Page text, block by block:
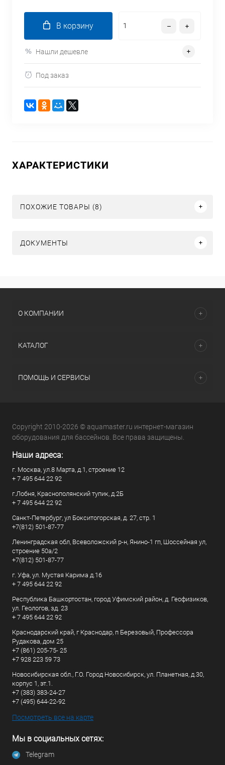
В корзину
Нашли дешевле
Под заказ
ХАРАКТЕРИСТИКИ
ПОХОЖИЕ ТОВАРЫ (8)
ДОКУМЕНТЫ
О КОМПАНИИ
КАТАЛОГ
ПОМОЩЬ И СЕРВИСЫ
Copyright 2010-2026 © aquamaster.ru интернет-магазин
оборудования для бассейнов. Все права защищены.
Наши адреса:
г. Москва, ул.8 Марта, д.1, строение 12
+ 7 495 644 22 92
г.Лобня, Краснополянский тупик, д.2Б
+ 7 495 644 22 92
Санкт-Петербург, ул Бокситогорская, д. 27, стр. 1
+7(812) 501-87-77
Ленинградская обл, Всеволожский р-н, Янино-1 гп, Шоссейная ул,
строение 50а/2
+7(812) 501-87-77
г. Уфа, ул. Мустая Карима д.16
+ 7 495 644 22 92
Республика Башкортостан, город Уфимский район, д. Геофизиков,
ул. Геологов, зд. 23
+ 7 495 644 22 92
Краснодарский край, г Краснодар, п Березовый, Профессора
Рудакова, дом 25
+7 (861) 205-75- 25
+7 928 223 59 73
Новосибирская обл., Г.О. Город Новосибирск, ул. Планетная, д.30,
корпус 1, эт.1.
+7 (383) 383-24-27
+7 (495) 644-22-92
Посмотреть все на карте
Мы в социальных сетях:
Telegram